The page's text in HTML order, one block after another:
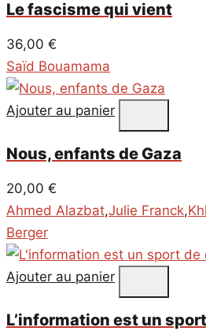
Le fascisme qui vient
36,00 €
Saïd Bouamama
Ajouter au panier
Nous, enfants de Gaza
20,00 €
Ahmed Alazbat,Julie Franck,
Berger
Ajouter au panier
L’information est un